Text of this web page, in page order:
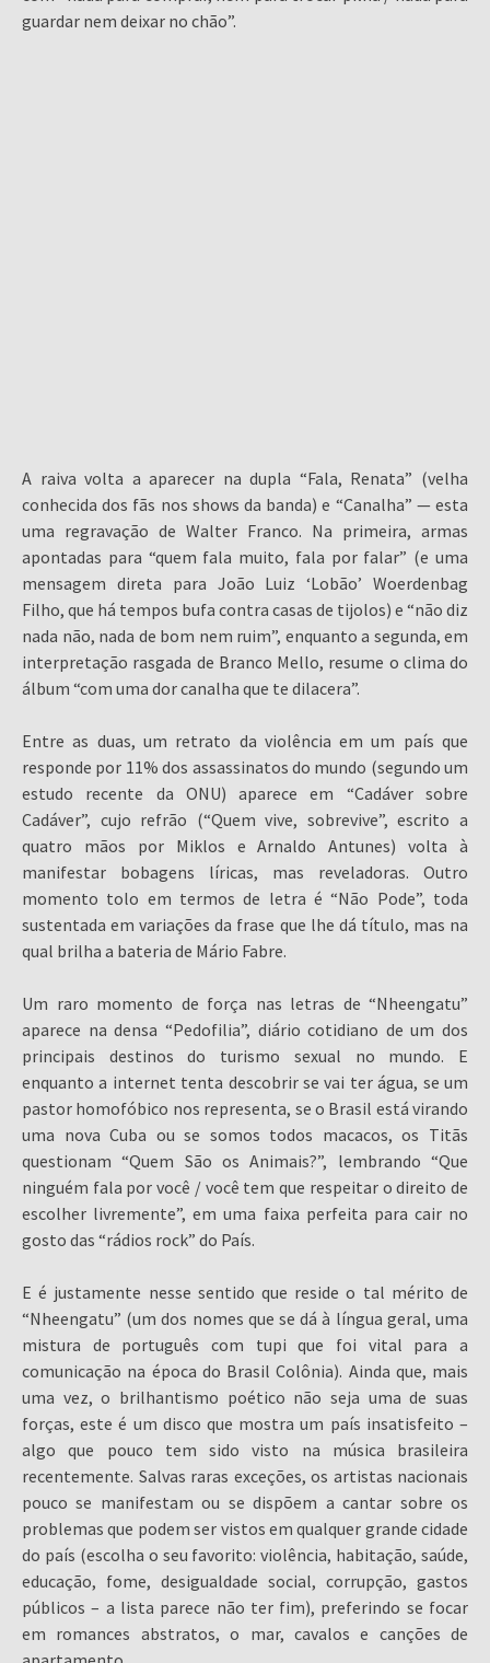
guardar nem deixar no chão”.
A raiva volta a aparecer na dupla “Fala, Renata” (velha
conhecida dos fãs nos shows da banda) e “Canalha” — esta
uma regravação de Walter Franco. Na primeira, armas
apontadas para “quem fala muito, fala por falar” (e uma
mensagem direta para João Luiz ‘Lobão’ Woerdenbag
Filho, que há tempos bufa contra casas de tijolos) e “não diz
nada não, nada de bom nem ruim”, enquanto a segunda, em
interpretação rasgada de Branco Mello, resume o clima do
álbum “com uma dor canalha que te dilacera”.
Entre as duas, um retrato da violência em um país que
responde por 11% dos assassinatos do mundo (segundo um
estudo recente da ONU) aparece em “Cadáver sobre
Cadáver”, cujo refrão (“Quem vive, sobrevive”, escrito a
quatro mãos por Miklos e Arnaldo Antunes) volta à
manifestar bobagens líricas, mas reveladoras. Outro
momento tolo em termos de letra é “Não Pode”, toda
sustentada em variações da frase que lhe dá título, mas na
qual brilha a bateria de Mário Fabre.
Um raro momento de força nas letras de “Nheengatu”
aparece na densa “Pedofilia”, diário cotidiano de um dos
principais destinos do turismo sexual no mundo. E
enquanto a internet tenta descobrir se vai ter água, se um
pastor homofóbico nos representa, se o Brasil está virando
uma nova Cuba ou se somos todos macacos, os Titãs
questionam “Quem São os Animais?”, lembrando “Que
ninguém fala por você / você tem que respeitar o direito de
escolher livremente”, em uma faixa perfeita para cair no
gosto das “rádios rock” do País.
E é justamente nesse sentido que reside o tal mérito de
“Nheengatu” (um dos nomes que se dá à língua geral, uma
mistura de português com tupi que foi vital para a
comunicação na época do Brasil Colônia). Ainda que, mais
uma vez, o brilhantismo poético não seja uma de suas
forças, este é um disco que mostra um país insatisfeito –
algo que pouco tem sido visto na música brasileira
recentemente. Salvas raras exceções, os artistas nacionais
pouco se manifestam ou se dispõem a cantar sobre os
problemas que podem ser vistos em qualquer grande cidade
do país (escolha o seu favorito: violência, habitação, saúde,
educação, fome, desigualdade social, corrupção, gastos
públicos – a lista parece não ter fim), preferindo se focar
em romances abstratos, o mar, cavalos e canções de